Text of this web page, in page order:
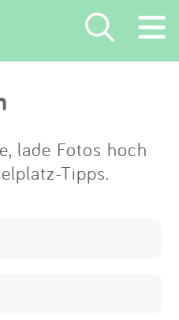
×
lade Fotos hoch
Tipps.